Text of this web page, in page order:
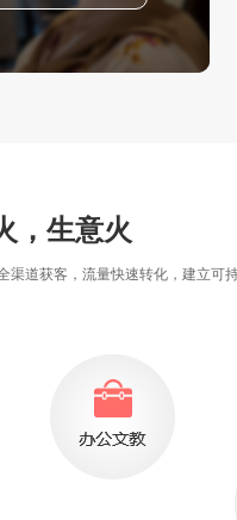
，生意火
道获客，流量快速转化，建立